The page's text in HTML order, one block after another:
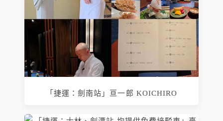
「捷運：劍南站」亘一郎 KOICHIRO